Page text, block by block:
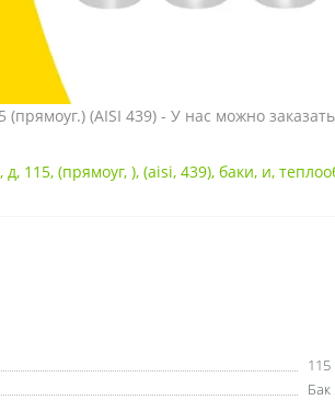
(прямоуг.) (AISI 439) - У нас можно
, д, 115, (прямоуг, ), (aisi, 439), баки, и,
115
Бак